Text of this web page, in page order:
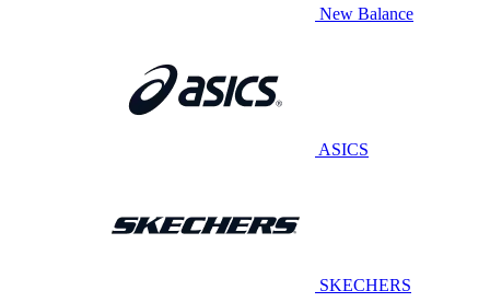
New Balance
ASICS
SKECHERS